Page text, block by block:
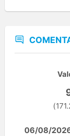
06/08/